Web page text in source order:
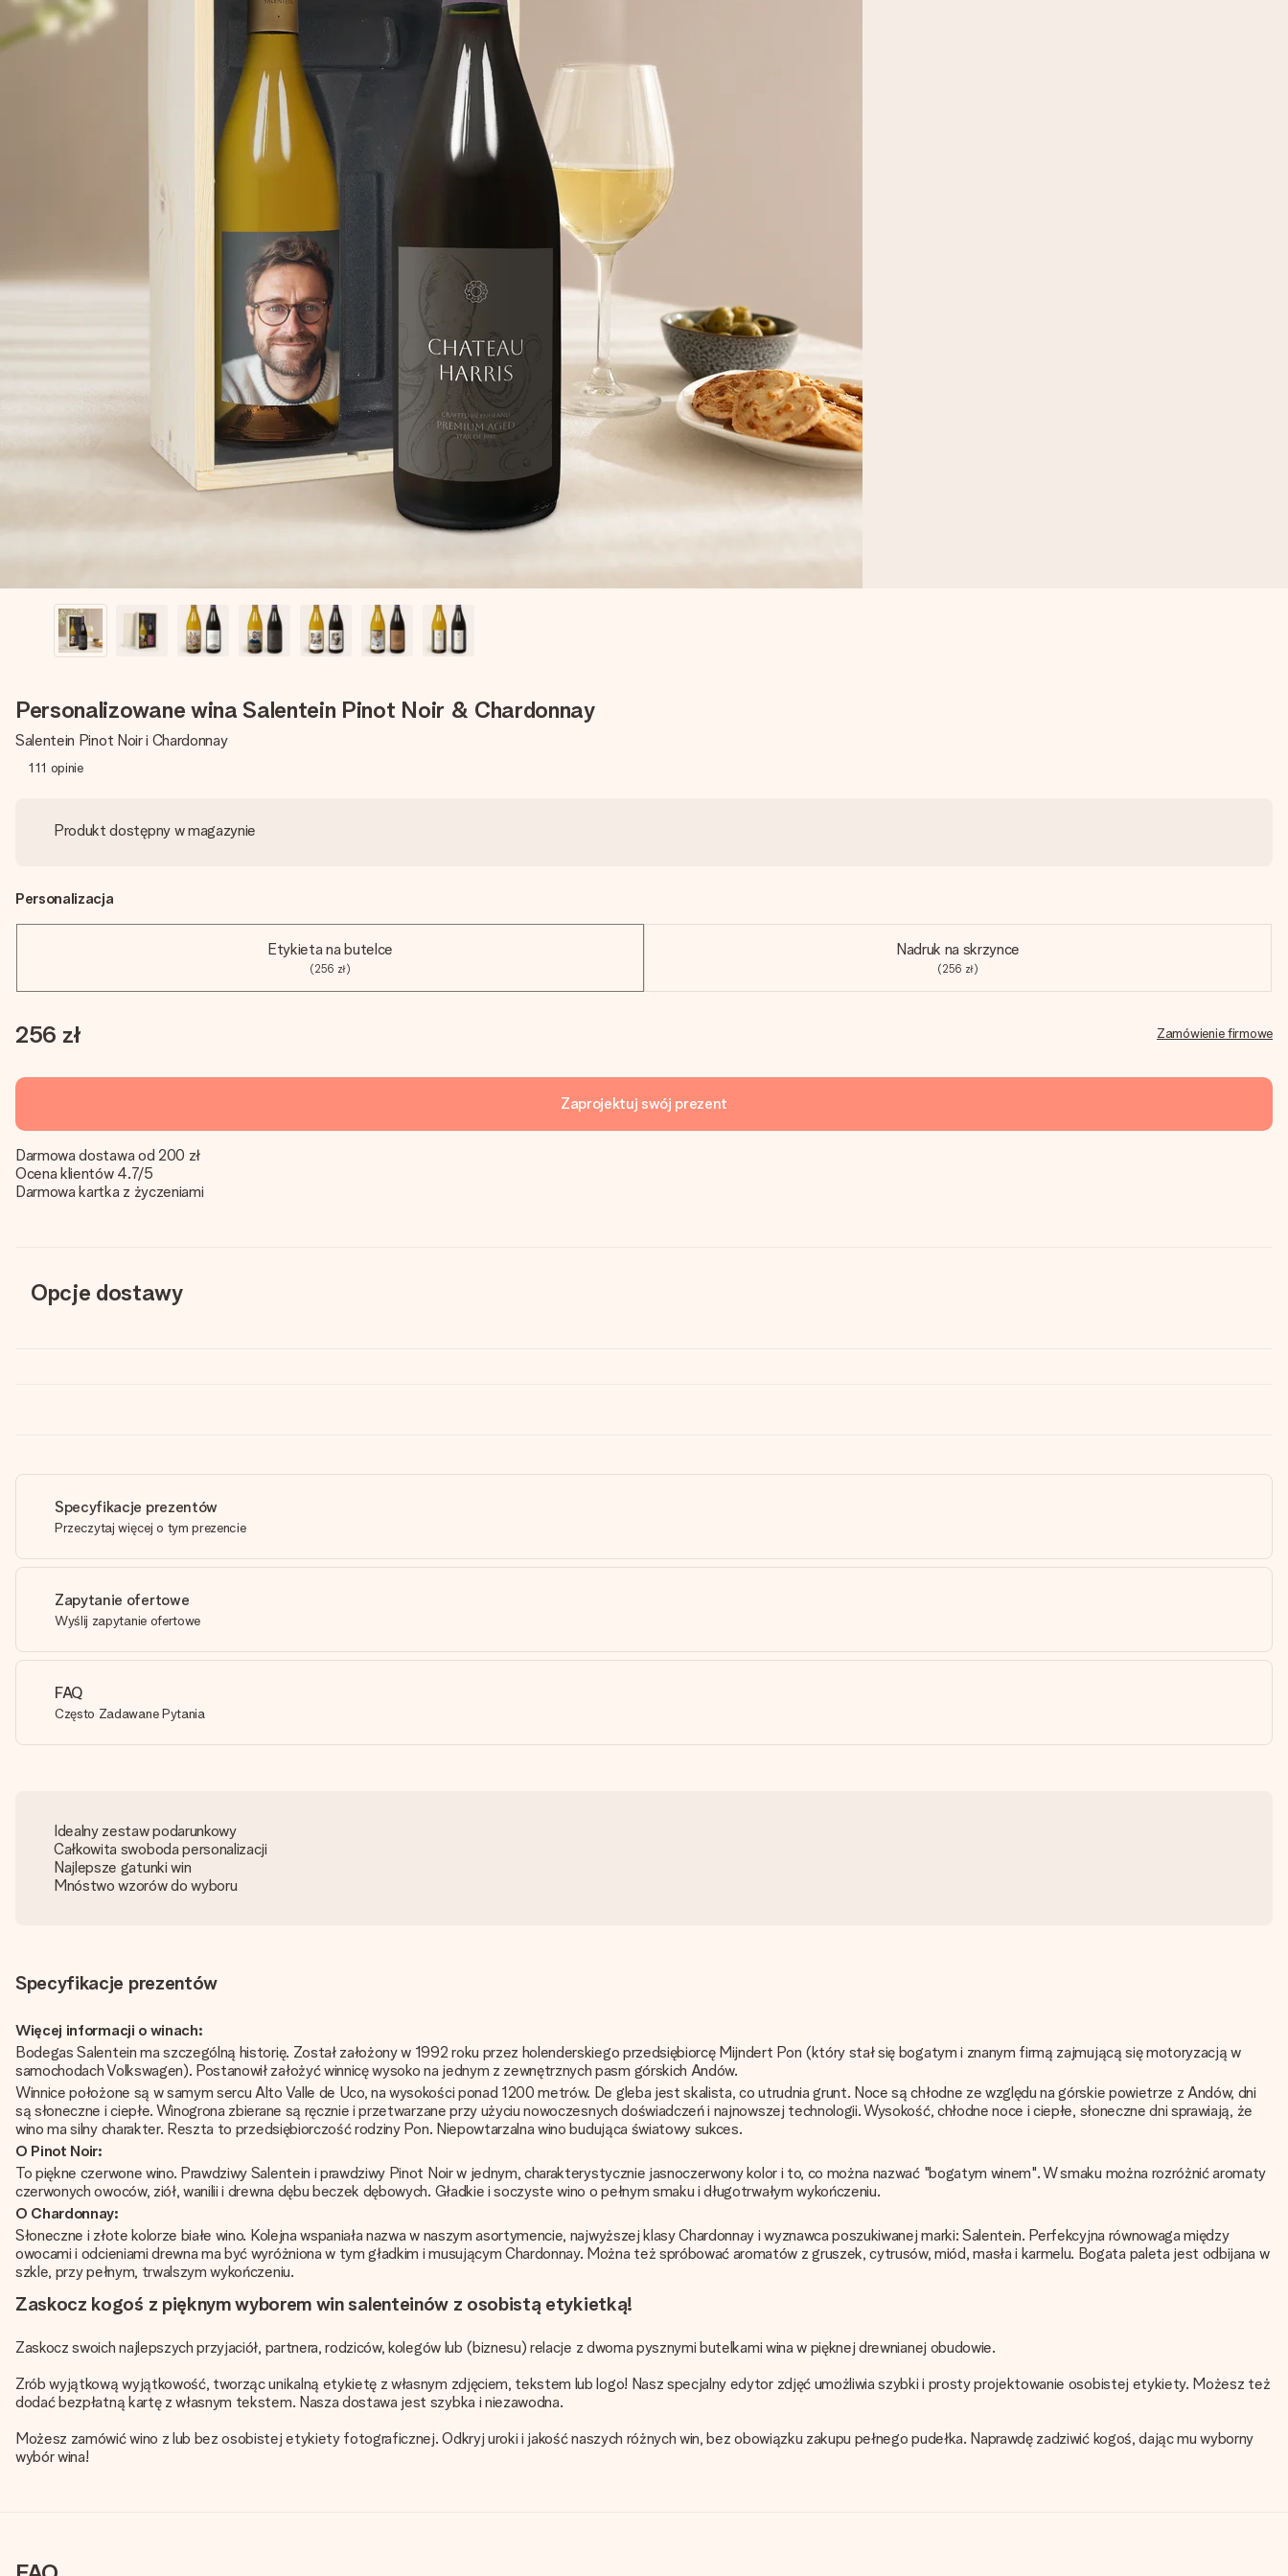
Personalizowane wina Salentein Pinot Noir & Chardonnay
Salentein Pinot Noir i Chardonnay
111 opinie
Produkt dostępny w magazynie
Personalizacja
Etykieta na butelce
(256 zł)
Nadruk na skrzynce
(256 zł)
256 zł Zamówienie firmowe
Zaprojektuj swój prezent
Darmowa dostawa od 200 zł
Ocena klientów 4.7/5
Darmowa kartka z życzeniami
Opcje dostawy
Specyfikacje prezentów
Przeczytaj więcej o tym prezencie
Zapytanie ofertowe
Wyślij zapytanie ofertowe
FAQ
Często Zadawane Pytania
Idealny zestaw podarunkowy
Całkowita swoboda personalizacji
Najlepsze gatunki win
Mnóstwo wzorów do wyboru
Specyfikacje prezentów
Więcej informacji o winach:
Bodegas Salentein ma szczególną historię. Został założony w 1992 roku przez holenderskiego przedsiębiorcę Mijndert Pon (który stał się bogatym i znanym firmą zajmującą się motoryzacją w
samochodach Volkswagen). Postanowił założyć winnicę wysoko na jednym z zewnętrznych pasm górskich Andów.
Winnice położone są w samym sercu Alto Valle de Uco, na wysokości ponad 1200 metrów. De gleba jest skalista, co utrudnia grunt. Noce są chłodne ze względu na górskie powietrze z Andów, dni
są słoneczne i ciepłe. Winogrona zbierane są ręcznie i przetwarzane przy użyciu nowoczesnych doświadczeń i najnowszej technologii. Wysokość, chłodne noce i ciepłe, słoneczne dni sprawiają, że
wino ma silny charakter. Reszta to przedsiębiorczość rodziny Pon. Niepowtarzalna wino budująca światowy sukces.
O Pinot Noir:
To piękne czerwone wino. Prawdziwy Salentein i prawdziwy Pinot Noir w jednym, charakterystycznie jasnoczerwony kolor i to, co można nazwać "bogatym winem". W smaku można rozróżnić aromaty
czerwonych owoców, ziół, wanilii i drewna dębu beczek dębowych. Gładkie i soczyste wino o pełnym smaku i długotrwałym wykończeniu.
O Chardonnay:
Słoneczne i złote kolorze białe wino. Kolejna wspaniała nazwa w naszym asortymencie, najwyższej klasy Chardonnay i wyznawca poszukiwanej marki: Salentein. Perfekcyjna równowaga między
owocami i odcieniami drewna ma być wyróżniona w tym gładkim i musującym Chardonnay. Można też spróbować aromatów z gruszek, cytrusów, miód, masła i karmelu. Bogata paleta jest odbijana w
szkle, przy pełnym, trwalszym wykończeniu.
Zaskocz kogoś z pięknym wyborem win salenteinów z osobistą etykietką!
Zaskocz swoich najlepszych przyjaciół, partnera, rodziców, kolegów lub (biznesu) relacje z dwoma pysznymi butelkami wina w pięknej drewnianej obudowie.
Zrób wyjątkową wyjątkowość, tworząc unikalną etykietę z własnym zdjęciem, tekstem lub logo! Nasz specjalny edytor zdjęć umożliwia szybki i prosty projektowanie osobistej etykiety. Możesz też
dodać bezpłatną kartę z własnym tekstem. Nasza dostawa jest szybka i niezawodna.
Możesz zamówić wino z lub bez osobistej etykiety fotograficznej. Odkryj uroki i jakość naszych różnych win, bez obowiązku zakupu pełnego pudełka. Naprawdę zadziwić kogoś, dając mu wyborny
wybór wina!